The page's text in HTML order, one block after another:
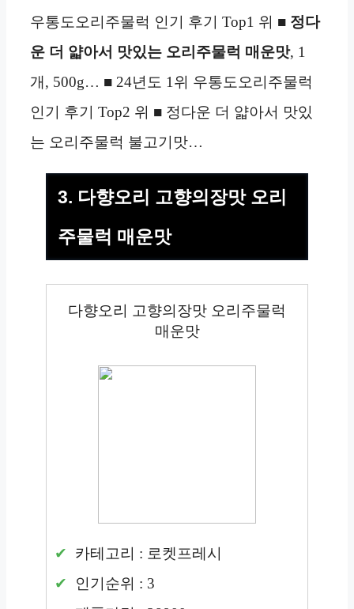
우통도오리주물럭 인기 후기 Top1 위 ■ 정다
운 더 얇아서 맛있는 오리주물럭 매운맛, 1
개, 500g… ■ 24년도 1위 우통도오리주물럭
인기 후기 Top2 위 ■ 정다운 더 얇아서 맛있
는 오리주물럭 불고기맛…
3. 다향오리 고향의장맛 오리
주물럭 매운맛
다향오리 고향의장맛 오리주물럭
매운맛
카테고리 : 로켓프레시
인기순위 : 3